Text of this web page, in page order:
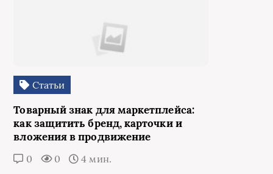
Статьи
Товарный знак для маркетплейса:
как защитить бренд, карточки и
вложения в продвижение
0 0 4 мин.